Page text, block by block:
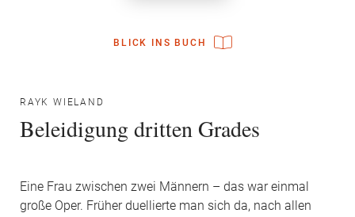
BLICK INS BUCH
RAYK WIELAND
Beleidigung dritten Grades
Eine Frau zwischen zwei Männern – das war einmal
große Oper. Früher duellierte man sich da, nach allen